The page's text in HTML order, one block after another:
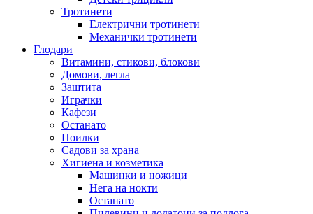
Тротинети
Електрични тротинети
Механички тротинети
Глодари
Витамини, стикови, блокови
Домови, легла
Заштита
Играчки
Кафези
Останато
Поилки
Садови за храна
Хигиена и козметика
Машинки и ножици
Нега на нокти
Останато